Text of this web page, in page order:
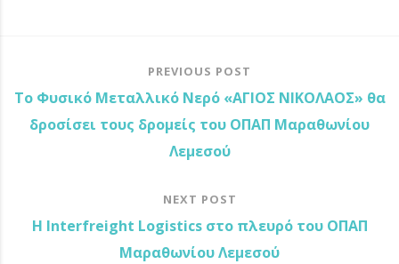
PREVIOUS POST
Το Φυσικό Μεταλλικό Νερό «ΑΓΙΟΣ ΝΙΚΟΛΑΟΣ» θα
δροσίσει τους δρομείς του ΟΠΑΠ Μαραθωνίου
Λεμεσού
NEXT POST
Η Interfreight Logistics στο πλευρό του ΟΠΑΠ
Μαραθωνίου Λεμεσού